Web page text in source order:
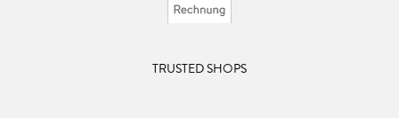
TRUSTED SHOPS